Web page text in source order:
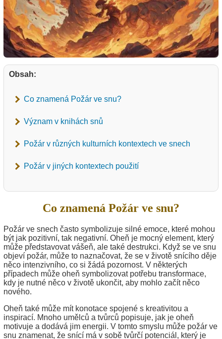
Obsah:
Co znamená Požár ve snu?
Význam v knihách snů
Požár v různých kulturních kontextech ve snech
Požár v jiných kontextech použití
Co znamená Požár ve snu?
Požár ve snech často symbolizuje silné emoce, které mohou
být jak pozitivní, tak negativní. Oheň je mocný element, který
může představovat vášeň, ale také destrukci. Když se ve snu
objeví požár, může to naznačovat, že se v životě snícího děje
něco intenzivního, co si žádá pozornost. V některých
případech může oheň symbolizovat potřebu transformace,
kdy je nutné něco v životě ukončit, aby mohlo začít něco
nového.
Oheň také může mít konotace spojené s kreativitou a
inspirací. Mnoho umělců a tvůrců popisuje, jak je oheň
motivuje a dodává jim energii. V tomto smyslu může požár ve
snu znamenat, že snící má v sobě tvůrčí potenciál, který je